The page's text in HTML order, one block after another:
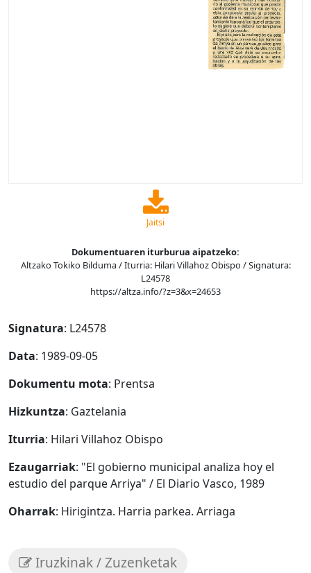
Jaitsi
Dokumentuaren iturburua aipatzeko:
Altzako Tokiko Bilduma / Iturria: Hilari Villahoz Obispo / Signatura:
L24578
https://altza.info/?z=3&x=24653
Signatura: L24578
Data: 1989-09-05
Dokumentu mota: Prentsa
Hizkuntza: Gaztelania
Iturria: Hilari Villahoz Obispo
Ezaugarriak: "El gobierno municipal analiza hoy el
estudio del parque Arriya" / El Diario Vasco, 1989
Oharrak: Hirigintza. Harria parkea. Arriaga
Iruzkinak / Zuzenketak